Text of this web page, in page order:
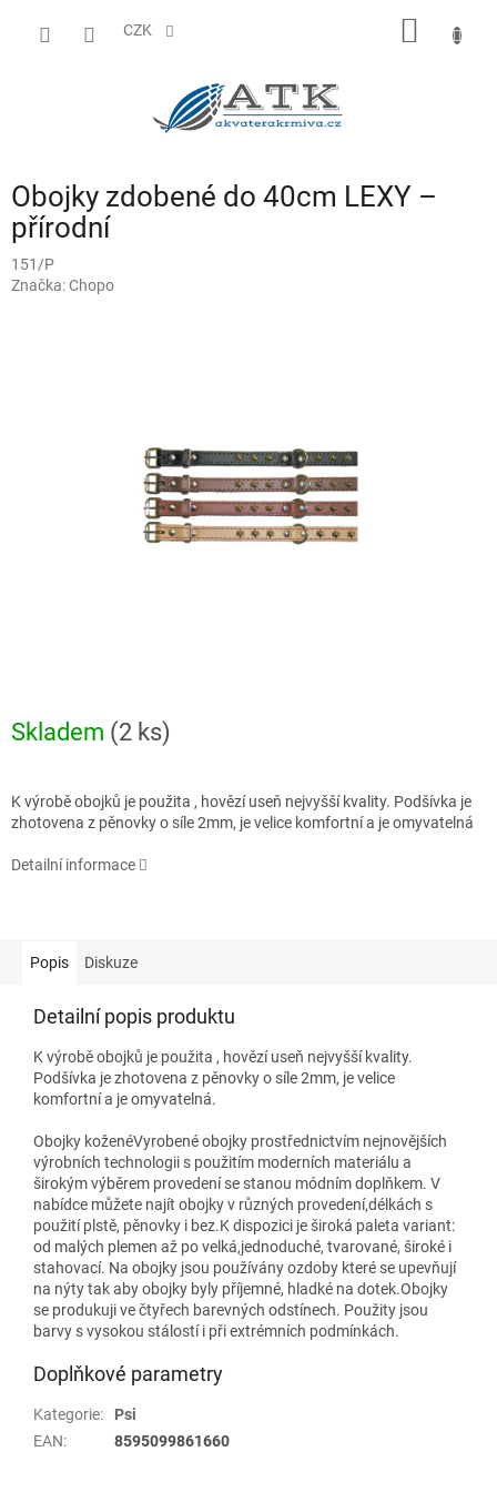
CZK
Obojky zdobené do 40cm LEXY –
přírodní
151/P
Značka:Chopo
Skladem (2 ks)
K výrobě obojků je použita , hovězí useň nejvyšší kvality. Podšívka je
zhotovena z pěnovky o síle 2mm, je velice komfortní a je omyvatelná
Detailní informace
Popis Diskuze
Detailní popis produktu
K výrobě obojků je použita , hovězí useň nejvyšší kvality.
Podšívka je zhotovena z pěnovky o síle 2mm, je velice
komfortní a je omyvatelná.
Obojky koženéVyrobené obojky prostřednictvím nejnovějších
výrobních technologii s použitím moderních materiálu a
širokým výběrem provedení se stanou módním doplňkem. V
nabídce můžete najít obojky v různých provedení,délkách s
použití plstě, pěnovky i bez.K dispozici je široká paleta variant:
od malých plemen až po velká,jednoduché, tvarované, široké i
stahovací. Na obojky jsou používány ozdoby které se upevňují
na nýty tak aby obojky byly příjemné, hladké na dotek.Obojky
se produkuji ve čtyřech barevných odstínech. Použity jsou
barvy s vysokou stálostí i při extrémních podmínkách.
Doplňkové parametry
Kategorie:
Psi
EAN: 8595099861660